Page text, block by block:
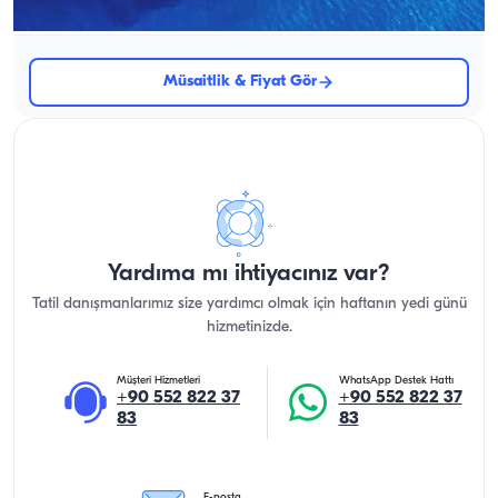
Seyir 8 Kişi · 4 Kabin · 21.00m
Müsaitlik & Fiyat Gör
Yardıma mı ihtiyacınız var?
Tatil danışmanlarımız size yardımcı olmak için haftanın yedi günü
hizmetinizde.
Müşteri Hizmetleri
+90 552 822 37
83
WhatsApp Destek Hattı
+90 552 822 37
83